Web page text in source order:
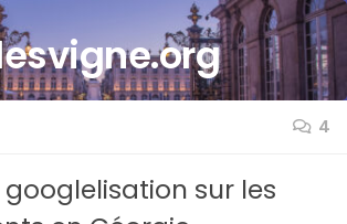
4
googlelisation sur les